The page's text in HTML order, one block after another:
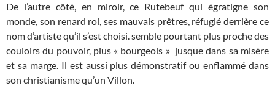
De l’autre côté, en miroir, ce Rutebeuf qui égratigne son
monde, son renard roi, ses mauvais prêtres, réfugié derrière ce
nom d’artiste qu’il s’est choisi. semble pourtant plus proche des
couloirs du pouvoir, plus « bourgeois » jusque dans sa misère
et sa marge. Il est aussi plus démonstratif ou enflammé dans
son christianisme qu’un Villon.